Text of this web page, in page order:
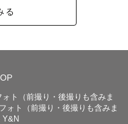
る
ト（前撮り・後撮りも含みま
ォト（前撮り・後撮りも含みま
Y&N